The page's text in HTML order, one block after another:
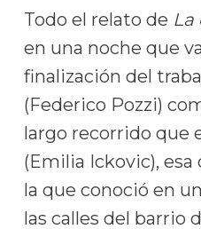
Todo el relato de La
en una noche que
finalización del
(Federico Pozzi)
largo recorrido que
(Emilia Ickovic), esa
la que conoció en
las calles del barrio